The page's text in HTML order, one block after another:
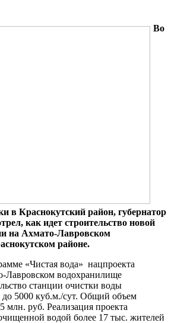
Во
в Краснокутский район, губернатор
как идет строительство новой
на Ахмато-Лавровском
районе.
«Чистая вода» нацпроекта
Лавровском водохранилище
станции очистки воды
до 5000 куб.м./сут. Общий объем
млн. руб. Реализация проекта
водой более 17 тыс. жителей